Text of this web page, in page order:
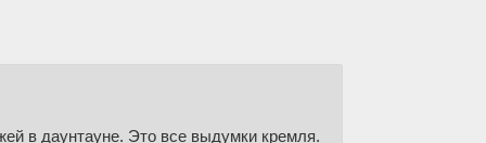
в даунтауне. Это все выдумки кремля.